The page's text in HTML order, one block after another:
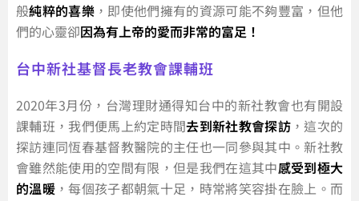
般純粹的喜樂 ，即使他們擁有的資源可能不夠豐富，但他
們的心靈卻因為有上帝的愛而非常的富足！
台中新社基督長老教會課輔班
2020年3月份，台灣理財通得知台中的新社教會也有開設
課輔班，我們便馬上約定時間去到新社教會探訪 ，這次的
探訪連同恆春基督教醫院的主任也一同參與其中。新社教
會雖然能使用的空間有限，但是我們在這其中感受到極大
的溫暖 ，每個孩子都朝氣十足，時常將笑容掛在臉上。而